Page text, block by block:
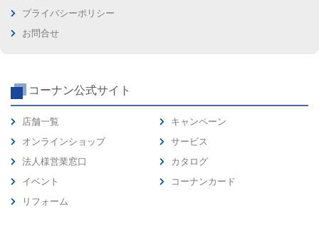
プライバシーポリシー
お問合せ
コーナン公式サイト
店舗一覧
オンラインショップ
法人様営業窓口
イベント
リフォーム
キャンペーン
サービス
カタログ
コーナンカード